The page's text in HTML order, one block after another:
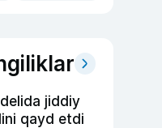
jiddiy
qayd etdi